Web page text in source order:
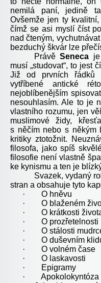
nemilá paní, jedině
Ovšemže jen ty
čímž se asi myslí číst
nad čteným,
bezduchý škvár lze
PrávěSeneca
musí „studovat“, to jest
Již od prvních řádků
vytříbené antické
nejoblíbenějším
nesouhlasím. Ale to je
vlastního rozumu, jen
muslimové židy,
s něčím nebo s někým
kritiky ztotožnit.
filosofa, jako spíš
filosofie není vlastně
ke kynismu a ten je
Svazek, vydaný
stran a obsahuje tyto
·
O hněvu
·
O blaženém
·
O krátkosti
·
O prozřetelnosti
·
O stálosti
·
O duševním
·
O volném čase
·
O laskavosti
·
Epigramy
·
Apokolokyntóza